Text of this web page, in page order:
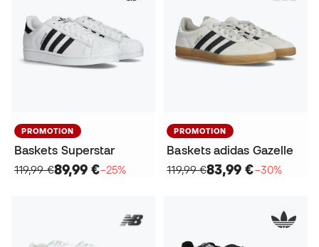
PROMOTION
Baskets Superstar
119,99 €89,99 €−25%
PROMOTION
Baskets adidas Gazelle
119,99 €83,99 €−30%